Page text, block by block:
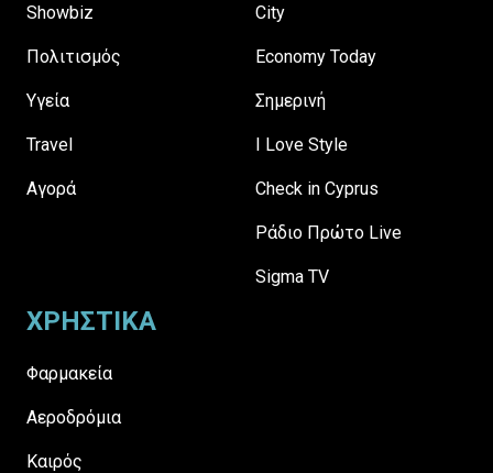
Showbiz
Πολιτισμός
Υγεία
Travel
Αγορά
City
Economy Today
Σημερινή
I Love Style
Check in Cyprus
Ράδιο Πρώτο Live
Sigma TV
ΧΡΗΣΤΙΚΑ
Φαρμακεία
Αεροδρόμια
Καιρός